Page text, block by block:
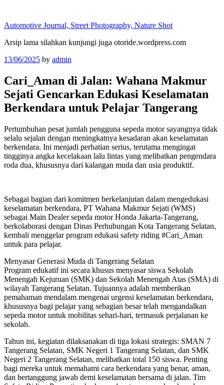
content
Automotive Journal, Street Photography, Nature Shot
Arsip lama silahkan kunjungi juga otoride.wordpress.com
Posted
13/06/2025 by admin
Cari_Aman di Jalan: Wahana Makmur
Sejati Gencarkan Edukasi Keselamatan
Berkendara untuk Pelajar Tangerang
Pertumbuhan pesat jumlah pengguna sepeda motor sayangnya tidak
selalu sejalan dengan meningkatnya kesadaran akan keselamatan
berkendara. Ini menjadi perhatian serius, terutama mengingat
tingginya angka kecelakaan lalu lintas yang melibatkan pengendara
roda dua, khususnya dari kalangan muda dan usia produktif.
Sebagai bagian dari komitmen berkelanjutan dalam mengedukasi
keselamatan berkendara, PT Wahana Makmur Sejati (WMS)
sebagai Main Dealer sepeda motor Honda Jakarta-Tangerang,
berkolaborasi dengan Dinas Perhubungan Kota Tangerang Selatan,
kembali menggelar program edukasi safety riding #Cari_Aman
untuk para pelajar.
Menyasar Generasi Muda di Tangerang Selatan
Program edukatif ini secara khusus menyasar siswa Sekolah
Menengah Kejuruan (SMK) dan Sekolah Menengah Atas (SMA) di
wilayah Tangerang Selatan. Tujuannya adalah memberikan
pemahaman mendalam mengenai urgensi keselamatan berkendara,
khususnya bagi pelajar yang sebagian besar telah mengandalkan
sepeda motor untuk mobilitas sehari-hari, termasuk perjalanan ke
sekolah.
Tahun ini, kegiatan dilaksanakan di tiga lokasi strategis: SMAN 7
Tangerang Selatan, SMK Negeri 1 Tangerang Selatan, dan SMK
Negeri 2 Tangerang Selatan, melibatkan total 150 siswa. Penting
bagi mereka untuk memahami cara berkendara yang benar, aman,
dan bertanggung jawab demi keselamatan bersama di jalan. Tim